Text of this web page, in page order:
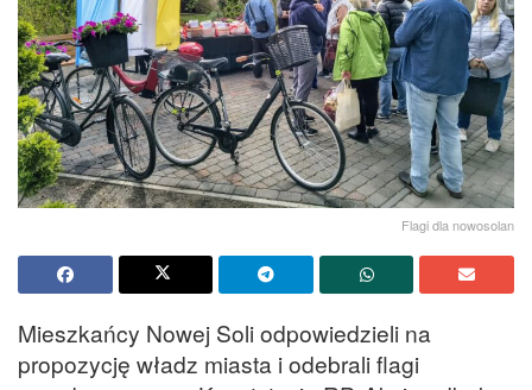
Flagi dla nowosolan
Mieszkańcy Nowej Soli odpowiedzieli na
propozycję władz miasta i odebrali flagi